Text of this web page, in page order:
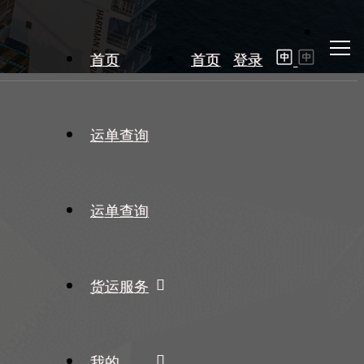
首页 登录
首页
运单查询
运单查询
货运服务